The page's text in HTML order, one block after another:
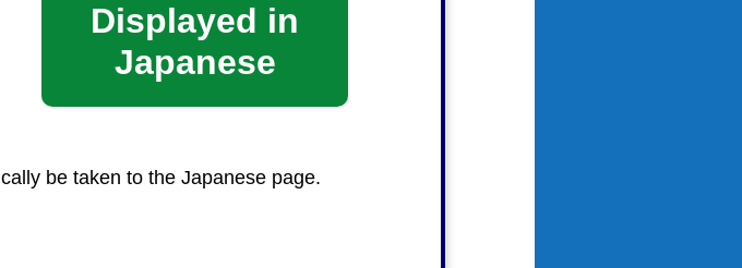
Displayed in
Japanese
be taken to the Japanese page.